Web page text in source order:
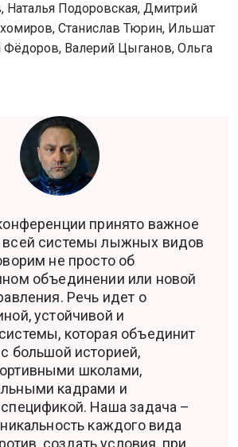
Подоровская, Дмитрий
Станислав Тюрин, Ильшат
Валерий Цыганов, Ольга
принято важное
системы лыжных видов
не просто об
объединении или новой
Речь идет о
устойчивой и
которая объединит
большой историей,
школами,
кадрами и
Наша задача –
каждого вида